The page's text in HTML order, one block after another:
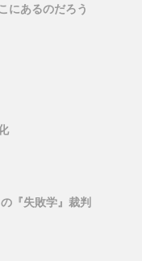
にあるのだろう
『失敗学』裁判